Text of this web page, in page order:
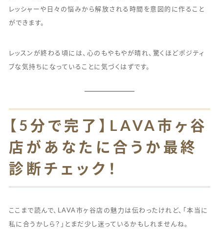
レッシャーや日々の悩みから解放される時間を意図的に作ること
ができます。
レッスンが終わる頃には、心のもやもやが晴れ、驚くほどポジティ
ブな気持ちになっていることに気づくはずです。
【5分で完了】LAVA市ヶ谷
店があなたに合うか最終
診断チェック！
ここまで読んで、LAVA市ヶ谷店の魅力は伝わったけれど、「本当に
私に合うかしら？」とまだ少し迷っているかもしれませんね。